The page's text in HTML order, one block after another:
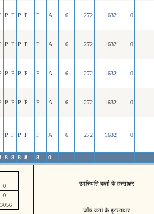
P P P P P A 6 272 1632 0
P P P P P A 6 272 1632 0
P P P P P A 6 272 1632 0
P P P P P A 6 272 1632 0
P P P P P A 6 272 1632 0
8 8 8 8 8 0
0
0
उपस्थिति कर्ता के हस्ताक्षर
जॉच कर्ता के ह्रस्ताक्षर